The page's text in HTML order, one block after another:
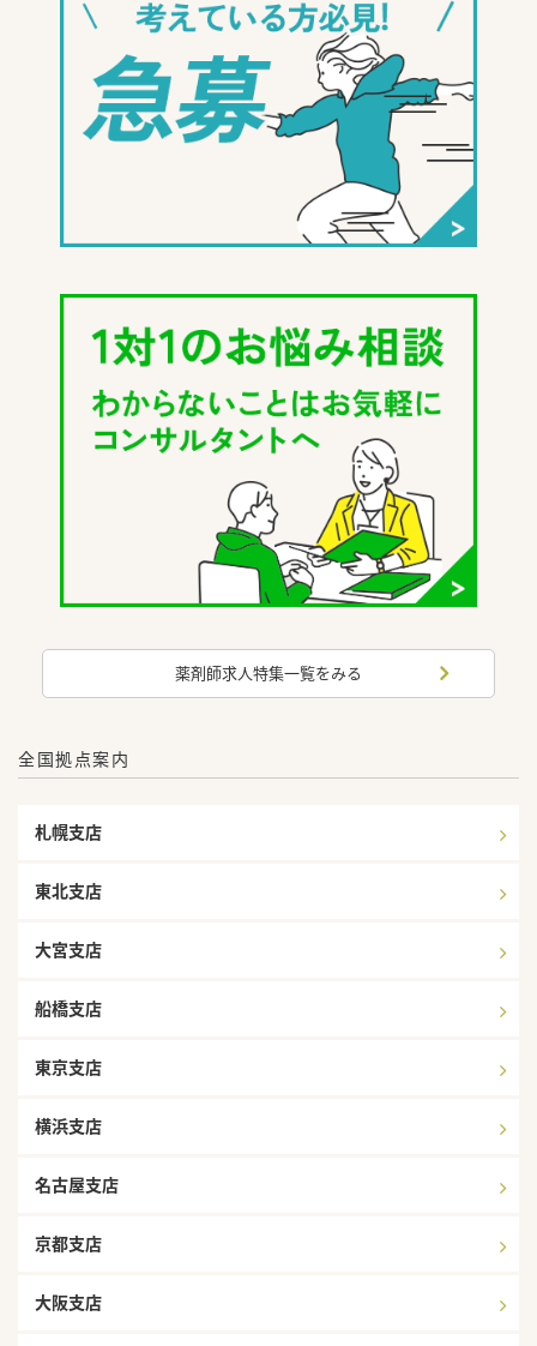
薬剤師求人特集一覧をみる
全国拠点案内
札幌支店
東北支店
大宮支店
船橋支店
東京支店
横浜支店
名古屋支店
京都支店
大阪支店